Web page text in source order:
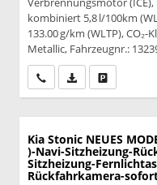
kombiniert 5,8 l/100km
133.00 g/km (WLTP),
Metallic, Fahrzeugnr.:
Wir rufen Sie an
PDF-Datei,
Kia Stonic NEUES
)-Navi-Sitzheizung-
Sitzheizung-
Rückfahrkamera-